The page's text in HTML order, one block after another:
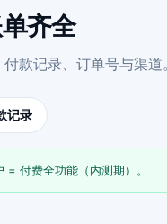
齐全
款记录、订单号与渠道
记录
= 付费全功能（内测期）。